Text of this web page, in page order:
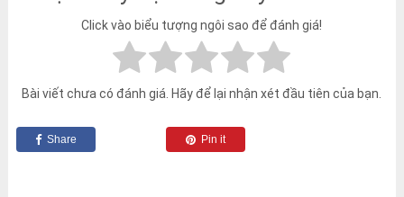
Click vào biểu tượng ngôi sao để đánh giá!
Bài viết chưa có đánh giá. Hãy để lại nhận xét đầu tiên của bạn.
Share Pin it